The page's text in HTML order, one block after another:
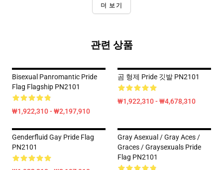
더 보기
관련 상품
Bisexual Panromantic Pride
Flag Flagship PN2101
₩1,922,310 - ₩2,197,910
곰 형제 Pride 깃발 PN2101
₩1,922,310 - ₩4,678,310
Genderfluid Gay Pride Flag
PN2101
Gray Asexual / Gray Aces /
Graces / Graysexuals Pride
Flag PN2101